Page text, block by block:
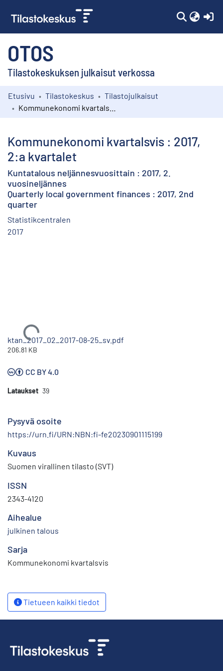
OTOS
Tilastokeskuksen julkaisut verkossa
Kokoelmat
Etusivu Tilastokeskus
Tilastojulkaisut
Kommunekonomi kvartalsvis : 2017,
2:a kvartalet
Kuntatalous neljännesvuosittain : 2017, 2.
vuosineljännes
Quarterly local government finances : 2017, 2nd
quarter
Statistikcentralen
2017
Ladataan...
ktan_2017_02_2017-08-25_sv.pdf
206.81 KB
CC BY 4.0
Lataukset 39
Pysyvä osoite
https://urn.fi/URN:NBN:fi-fe20230901115199
Kuvaus
Suomen virallinen tilasto (SVT)
ISSN
2343-4120
Aihealue
julkinen talous
Sarja
Kommunekonomi kvartalsvis
Tietueen kaikki tiedot